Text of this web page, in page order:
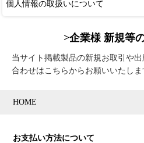
個人情報の取扱いについて
>企業様 新規等
当サイト掲載製品の新規お取引や
合わせはこちらからお願いいたしま
HOME
お支払い方法について